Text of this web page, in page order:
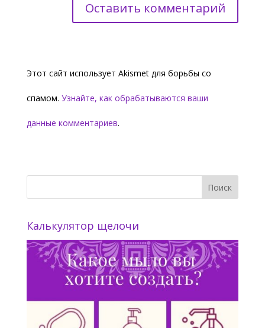
Этот сайт использует Akismet для борьбы со
спамом. Узнайте, как обрабатываются ваши
данные комментариев.
Калькулятор щелочи